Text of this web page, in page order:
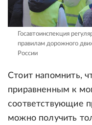
Госавтоинспекция
правилам дорожного
России
Стоит напомнить,
приравненным к
соответствующие
можно получить